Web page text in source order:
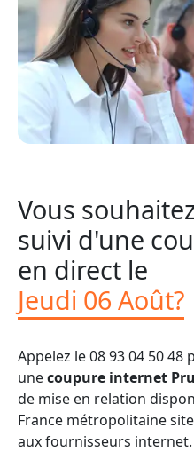
Vous
suivi d'une
en direct le
Jeudi 06 Août?
Appelez le 08 93 04 50
unecoupure internet
de mise en relation
France métropolitaine
aux fournisseurs internet.